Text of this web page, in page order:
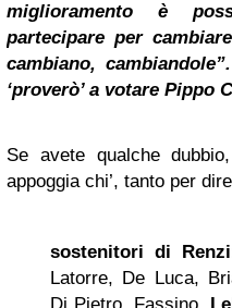
miglioramento è
partecipare per
cambiano,
‘proverò’ a votare Pippo
Se avete qualche
appoggia chi’, tanto per
sostenitori di
Latorre, De Luca,